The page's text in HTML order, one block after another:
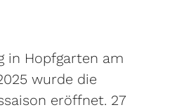
in Hopfgarten am
wurde die
eröffnet. 27